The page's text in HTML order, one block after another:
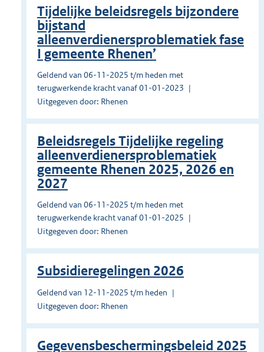
Tijdelijke beleidsregels bijzondere
bijstand
alleenverdienersproblematiek fase
I gemeente Rhenen’
Geldend van 06-11-2025 t/m heden met
terugwerkende kracht vanaf 01-01-2023
Uitgegeven door: Rhenen
Beleidsregels Tijdelijke regeling
alleenverdienersproblematiek
gemeente Rhenen 2025, 2026 en
2027
Geldend van 06-11-2025 t/m heden met
terugwerkende kracht vanaf 01-01-2025
Uitgegeven door: Rhenen
Subsidieregelingen 2026
Geldend van 12-11-2025 t/m heden
Uitgegeven door: Rhenen
Gegevensbeschermingsbeleid 2025